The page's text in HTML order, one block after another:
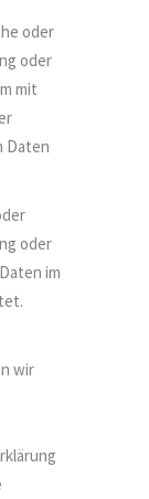
oder
oder
mit
Daten
oder
im
wir